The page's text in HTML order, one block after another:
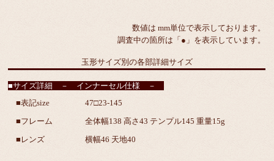
数値は mm単位で表示しております。
調査中の箇所は「●」を表示しています。
玉形サイズ別の各部詳細サイズ
■サイズ詳細 － インナーセル仕様 －
■表記size
47□23-145
■フレーム
全体幅138 高さ43 テンプル145 重量15g
■レンズ
横幅46 天地40